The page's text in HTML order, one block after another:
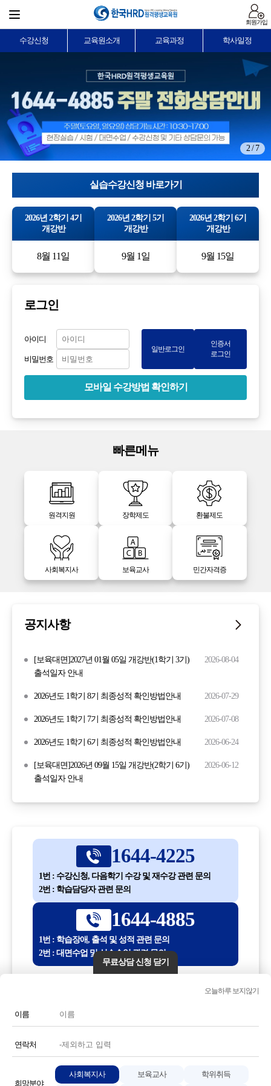
회원가입
수강신청 교육원소개 교육과정 학사일정
2 / 7
실습수강신청 바로가기
2026년 2학기 4기
개강반
8월 11일
2026년 2학기 5기
개강반
9월 1일
2026년 2학기 6기
개강반
9월 15일
로그인
아이디
비밀번호
일반로그인
인증서
로그인
모바일 수강방법 확인하기
빠른메뉴
원격지원 장학제도 환불제도
사회복지사 보육교사 민간자격증
공지사항
[보육대면]2027년 01월 05일 개강반(1학기 3기)
출석일자 안내
2026-08-04
2026년도 1학기 8기 최종성적 확인방법안내 2026-07-29
2026년도 1학기 7기 최종성적 확인방법안내 2026-07-08
2026년도 1학기 6기 최종성적 확인방법안내 2026-06-24
[보육대면]2026년 09월 15일 개강반(2학기 6기)
출석일자 안내
2026-06-12
1644-4225
1번 : 수강신청, 다음학기 수강 및 재수강 관련 문의
2번 : 학습담당자 관련 문의
1644-4885
1번 : 학습장애, 출석 및 성적 관련 문의
2번 : 대면수업 및 실습수업 관련 문의
전화번호 또는 전화기 모양 아이콘을 클릭하시면 전화통화가
연결됩니다.
무료상담 신청 닫기
오늘하루 보지않기
이름
연락처
희망분야
사회복지사 보육교사 학위취득